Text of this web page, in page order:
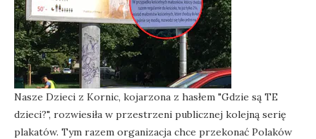
Nasze Dzieci z Kornic, kojarzona z hasłem "Gdzie są TE
dzieci?", rozwiesiła w przestrzeni publicznej kolejną serię
plakatów. Tym razem organizacja chce przekonać Polaków